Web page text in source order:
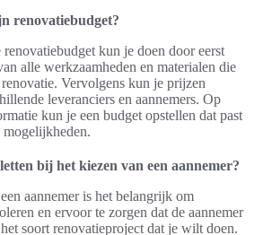
renovatiebudget?
kun je doen door eerst
alle werkzaamheden en materialen die
Vervolgens kun je prijzen
leveranciers en aannemers. Op
kun je een budget opstellen dat past
bij het kiezen van een aannemer?
aannemer is het belangrijk om
en ervoor te zorgen dat de aannemer
soort renovatieproject dat je wilt doen.